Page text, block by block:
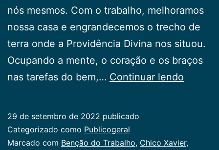
nós mesmos. Com o trabalho, melhoramos
nossa casa e engrandecemos o trecho de
terra onde a Providência Divina nos situou.
Ocupando a mente, o coração e os braços
nas tarefas do bem,… Continuar lendo
29 de setembro de 2022 publicado
Categorizado como Publicogeral
Marcado com Benção do Trabalho, Chico Xavier,